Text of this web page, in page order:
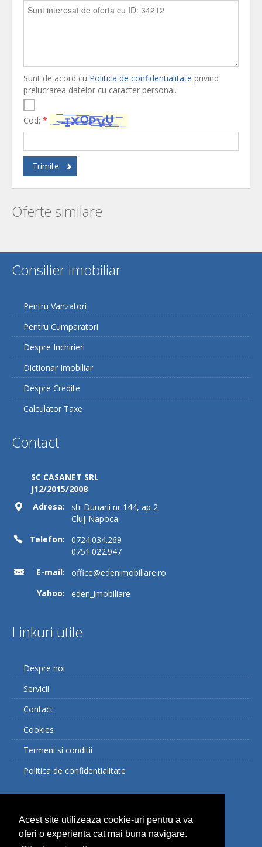
Acest site utilizeaza cookie-uri pentru a va
oferi o experienta cat mai buna navigare.
Sunt de acord cu Politica de confidentialitate privind
prelucrarea datelor cu caracter personal.
Cod: *
Trimite
Oferte similare
Consilier imobiliar
Pentru Vanzatori
Pentru Cumparatori
Despre Inchirieri
Dictionar Imobiliar
Despre Credite
Calculator Taxe
Contact
SC CASANET SRL
J12/2015/2008
Adresa:
str Dunarii nr 144, ap 2
Cluj-Napoca
Telefon:
0724.034.269
0751.022.947
E-mail:
office@edenimobiliare.ro
Yahoo:
eden_imobiliare
Linkuri utile
Despre noi
Servicii
Contact
Cookies
Termeni si conditii
Politica de confidentialitate